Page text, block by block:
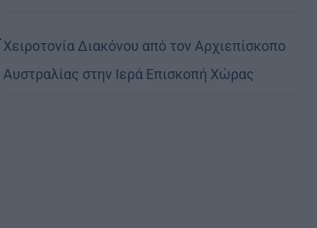
Χειροτονία Διακόνου από τον Αρχιεπίσκοπο
Αυστραλίας στην Ιερά Επισκοπή Χώρας